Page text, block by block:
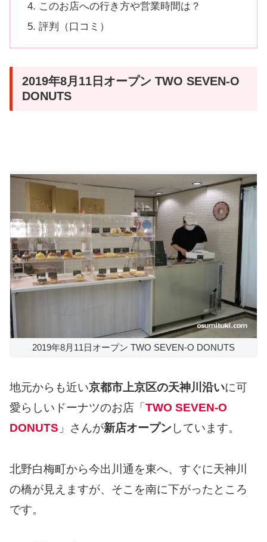
このお店への行き方や営業時間は？
評判（口コミ）
2019年8月11日オープン TWO SEVEN-O
DONUTS
2019年8月11日オープン TWO SEVEN-O DONUTS
地元からも近い京都市上京区の天神川沿いに可
愛らしいドーナツのお店「 TWO SEVEN-O
DONUTS 」さんが新店オープン しています。
北野白梅町から今出川通を東へ、すぐに天神川
の橋が見えますが、そこを南に下がったところ
です。